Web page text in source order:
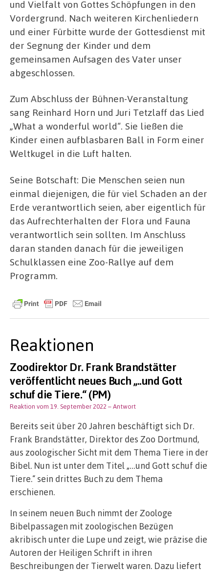
und Vielfalt von Gottes Schöpfungen in den
Vordergrund. Nach weiteren Kirchenliedern
und einer Fürbitte wurde der Gottesdienst mit
der Segnung der Kinder und dem
gemeinsamen Aufsagen des Vater unser
abgeschlossen.
Zum Abschluss der Bühnen-Veranstaltung
sang Reinhard Horn und Juri Tetzlaff das Lied
„What a wonderful world“. Sie ließen die
Kinder einen aufblasbaren Ball in Form einer
Weltkugel in die Luft halten.
Seine Botschaft: Die Menschen seien nun
einmal diejenigen, die für viel Schaden an der
Erde verantwortlich seien, aber eigentlich für
das Aufrechterhalten der Flora und Fauna
verantwortlich sein sollten. Im Anschluss
daran standen danach für die jeweiligen
Schulklassen eine Zoo-Rallye auf dem
Programm.
Reaktionen
Zoodirektor Dr. Frank Brandstätter
veröffentlicht neues Buch „..und Gott
schuf die Tiere.“ (PM)
Reaktion vom 19. September 2022 – Antwort
Bereits seit über 20 Jahren beschäftigt sich Dr.
Frank Brandstätter, Direktor des Zoo Dortmund,
aus zoologischer Sicht mit dem Thema Tiere in der
Bibel. Nun ist unter dem Titel „…und Gott schuf die
Tiere.“ sein drittes Buch zu dem Thema
erschienen.
In seinem neuen Buch nimmt der Zoologe
Bibelpassagen mit zoologischen Bezügen
akribisch unter die Lupe und zeigt, wie präzise die
Autoren der Heiligen Schrift in ihren
Beschreibungen der Tierwelt waren. Dazu liefert